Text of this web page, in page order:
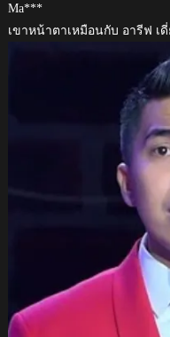
Ma***
เขาหน้าตาเหมือนกับ อารีฟ เ